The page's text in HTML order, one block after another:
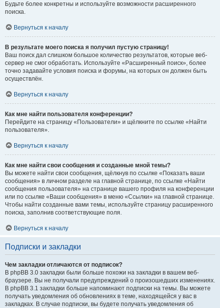
Будьте более конкретны и используйте возможности расширенного
поиска.
Вернуться к началу
В результате моего поиска я получил пустую страницу!
Ваш поиск дал слишком большое количество результатов, которые веб-
сервер не смог обработать. Используйте «Расширенный поиск», более
точно задавайте условия поиска и форумы, на которых он должен быть
осуществлён.
Вернуться к началу
Как мне найти пользователя конференции?
Перейдите на страницу «Пользователи» и щёлкните по ссылке «Найти
пользователя».
Вернуться к началу
Как мне найти свои сообщения и созданные мной темы?
Вы можете найти свои сообщения, щёлкнув по ссылке «Показать ваши
сообщения» в личном разделе на главной странице, по ссылке «Найти
сообщения пользователя» на странице вашего профиля на конференции
или по ссылке «Ваши сообщения» в меню «Ссылки» на главной странице.
Чтобы найти созданные вами темы, используйте страницу расширенного
поиска, заполнив соответствующие поля.
Вернуться к началу
Подписки и закладки
Чем закладки отличаются от подписок?
В phpBB 3.0 закладки были больше похожи на закладки в вашем веб-
браузере. Вы не получали предупреждений о произошедших изменениях.
В phpBB 3.1 закладки больше напоминают подписки на темы. Вы можете
получать уведомления об обновлениях в теме, находящейся у вас в
закладках. В случае подписки, вы будете получать уведомления об